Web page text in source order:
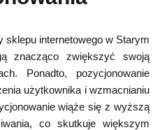
sklepu internetowego w Starym
znacząco zwiększyć swoją
Ponadto, pozycjonowanie
użytkownika i wzmacnianiu
wiąże się z wyższą
co skutkuje większym